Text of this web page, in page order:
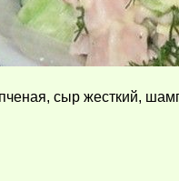
сыр жесткий,